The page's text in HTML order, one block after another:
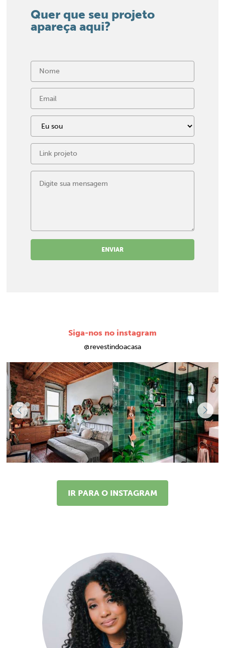
Quer que seu projeto
apareça aqui?
ENVIAR
Siga-nos no instagram
@revestindoacasa
IR PARA O INSTAGRAM